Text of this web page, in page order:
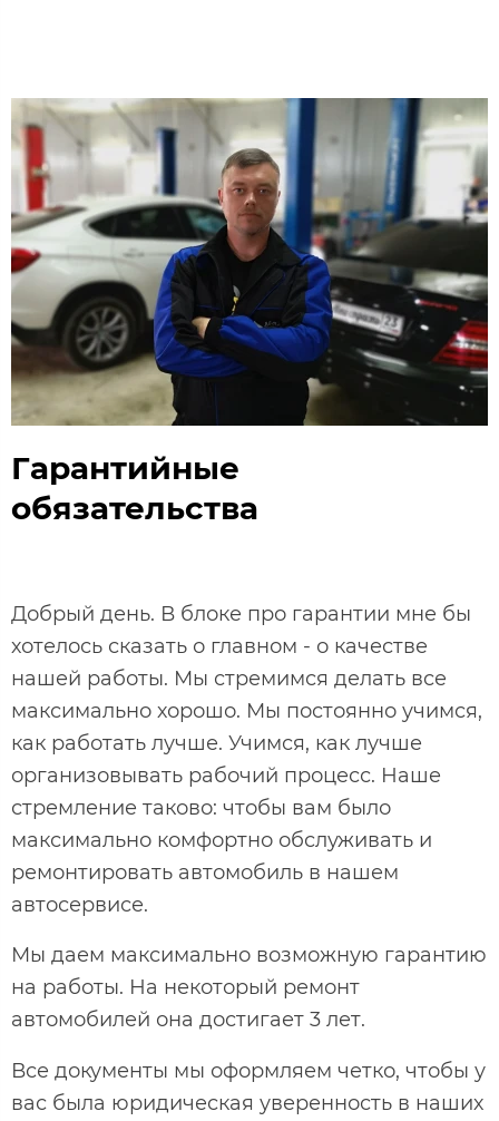
Гарантийные
обязательства
Добрый день. В блоке про гарантии мне бы
хотелось сказать о главном - о качестве
нашей работы. Мы стремимся делать все
максимально хорошо. Мы постоянно учимся,
как работать лучше. Учимся, как лучше
организовывать рабочий процесс. Наше
стремление таково: чтобы вам было
максимально комфортно обслуживать и
ремонтировать автомобиль в нашем
автосервисе.
Мы даем максимально возможную гарантию
на работы. На некоторый ремонт
автомобилей она достигает 3 лет.
Все документы мы оформляем четко, чтобы у
вас была юридическая уверенность в наших